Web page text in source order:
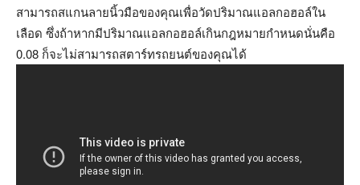
สามารถสแกนลายนิ้วมือของคุณเพื่อวัดปริมาณแอลกอฮอล์ใน
เลือด ซึ่งถ้าหากมีปริมาณแอลกอฮอล์เกินกฎหมายกำหนดนั่นคือ
0.08 ก็จะไม่สามารถสตาร์ทรถยนต์ของคุณได้